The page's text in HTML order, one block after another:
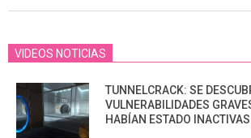
VIDEOS NOTICIAS
TUNNELCRACK: SE
VULNERABILIDADES
HABÍAN ESTADO